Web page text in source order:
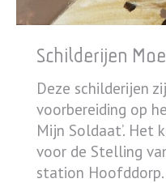
Schilderijen
Deze schilderijen
voorbereiding op
Mijn Soldaat’. Het
voor de Stelling
station Hoofddorp.